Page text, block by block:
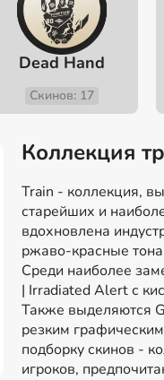
Dead Hand
Скинов: 17
Коллекция
Train - коллекция,
старейших и
вдохновлена
ржаво-красные
Среди наиболее
| Irradiated Alert с
Также выделяются
резким
подборку скинов -
игроков,